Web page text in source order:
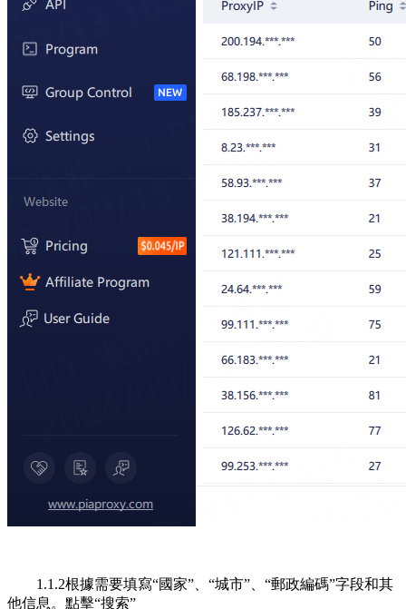
1.1.2根據需要填寫“國家”、“城市”、“郵政編碼”字段和其
他信息。點擊“搜索”